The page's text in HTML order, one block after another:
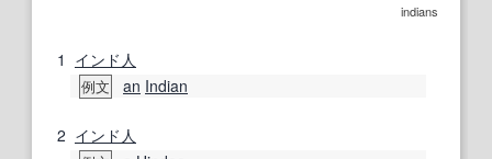
indians
1 インド人
例文 an Indian
2 インド人